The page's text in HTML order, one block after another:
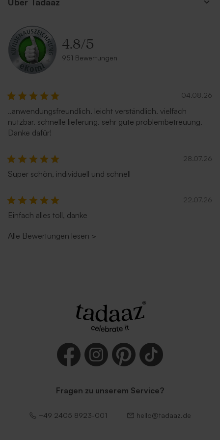
Quadratische Umschlag
'Magenta'
'Braun'
Quadratischer Umschlag
Quadratischer Umschlag
Umschlag 'Lila' Umschlag 'Terracotta'
4.8/5
951 Bewertungen
04.08.26
..anwendungsfreundlich. leicht verständlich. vielfach
nutzbar. schnelle lieferung. sehr gute problembetreuung.
Danke dafür!
28.07.26
Super schön, individuell und schnell
22.07.26
Einfach alles toll, danke
Alle Bewertungen lesen >
Fragen zu unserem Service?
+49 2405 8923-001 hello@tadaaz.de